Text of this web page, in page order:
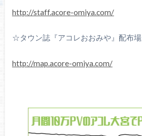
http://staff.acore-omiya.com/
☆タウン誌『アコレおおみや』配布
http://map.acore-omiya.com/